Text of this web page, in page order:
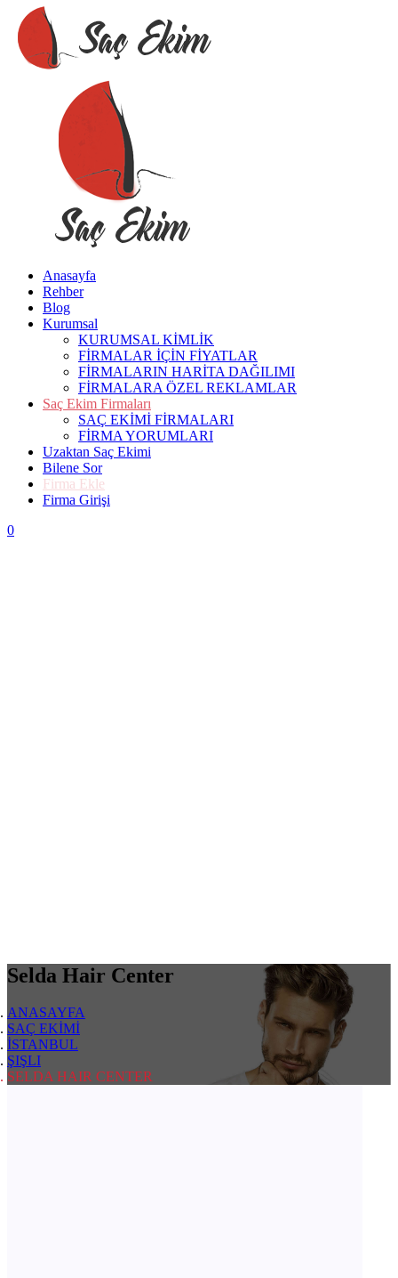
Anasayfa
Rehber
Blog
Kurumsal
KURUMSAL KİMLİK
FİRMALAR İÇİN FİYATLAR
FİRMALARIN HARİTA DAĞILIMI
FİRMALARA ÖZEL REKLAMLAR
Saç Ekim Firmaları
SAÇ EKİMİ FİRMALARI
FİRMA YORUMLARI
Uzaktan Saç Ekimi
Bilene Sor
Firma Ekle
Firma Girişi
0
Selda Hair Center
ANASAYFA
SAÇ EKİMİ
İSTANBUL
ŞIŞLI
SELDA HAIR CENTER